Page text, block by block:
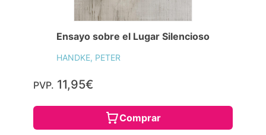
Ensayo sobre el Lugar Silencioso
HANDKE, PETER
PVP. 11,95€
Comprar